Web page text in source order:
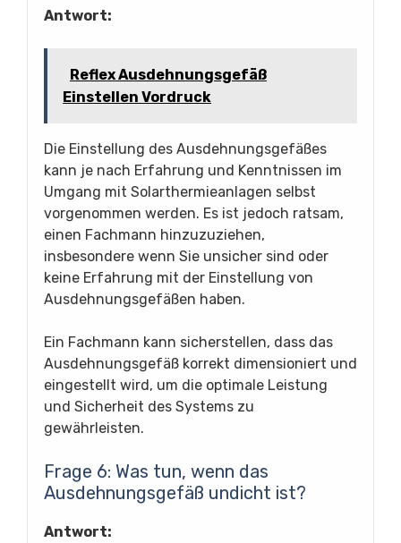
Antwort:
Reflex Ausdehnungsgefäß
Einstellen Vordruck
Die Einstellung des Ausdehnungsgefäßes
kann je nach Erfahrung und Kenntnissen im
Umgang mit Solarthermieanlagen selbst
vorgenommen werden. Es ist jedoch ratsam,
einen Fachmann hinzuzuziehen,
insbesondere wenn Sie unsicher sind oder
keine Erfahrung mit der Einstellung von
Ausdehnungsgefäßen haben.
Ein Fachmann kann sicherstellen, dass das
Ausdehnungsgefäß korrekt dimensioniert und
eingestellt wird, um die optimale Leistung
und Sicherheit des Systems zu
gewährleisten.
Frage 6: Was tun, wenn das
Ausdehnungsgefäß undicht ist?
Antwort: